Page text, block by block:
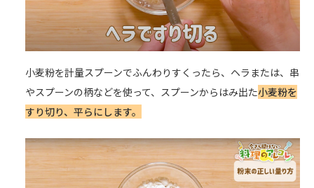
小麦粉を計量スプーンでふんわりすくったら、ヘラまたは、串
やスプーンの柄などを使って、スプーンからはみ出た小麦粉を
すり切り、平らにします。